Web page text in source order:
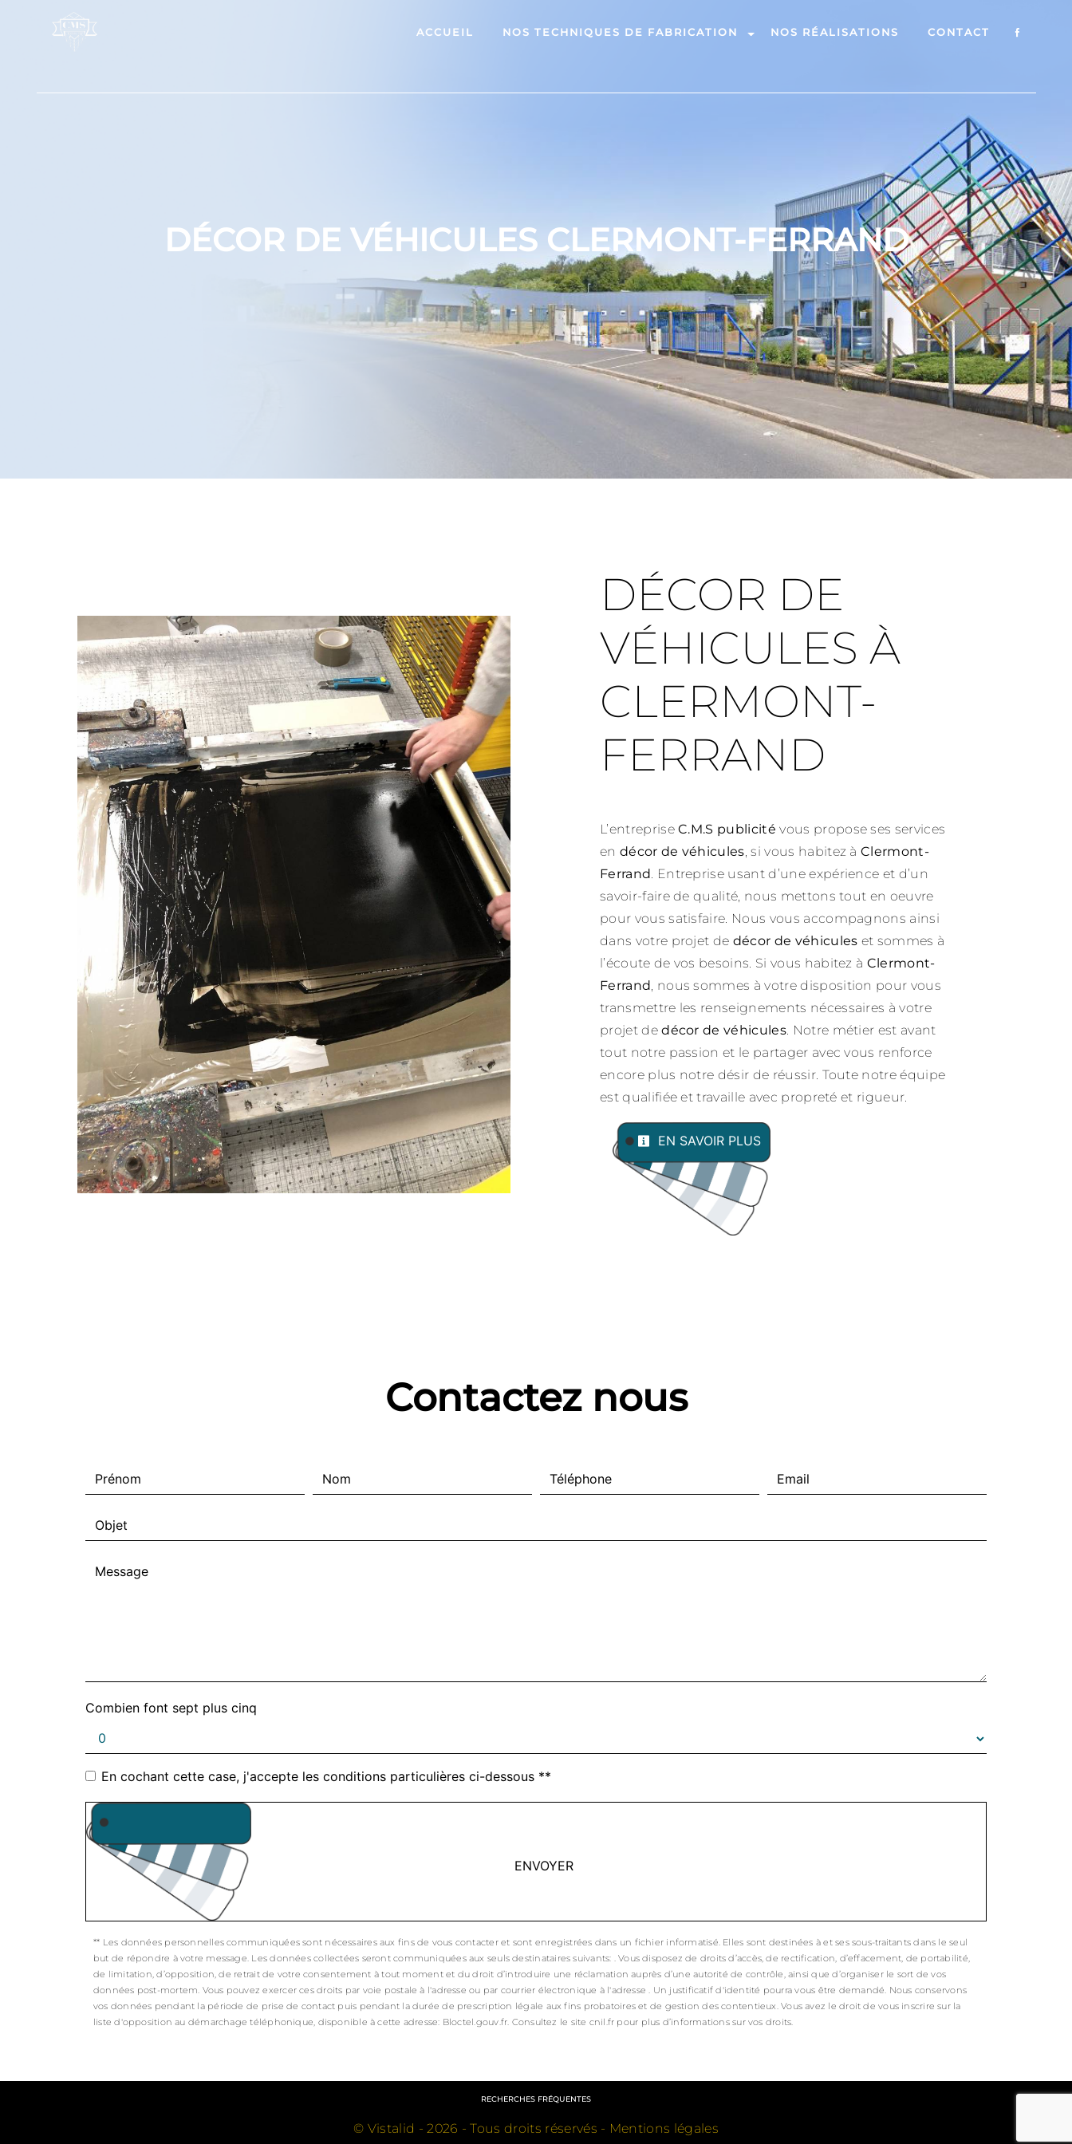
ACCUEIL NOS TECHNIQUES DE FABRICATION NOS RÉALISATIONS CONTACT
DÉCOR DE VÉHICULES CLERMONT-FERRAND
DÉCOR DE
VÉHICULES À
CLERMONT-
FERRAND
L’entrepriseC.M.S publicité vous propose ses services
en décor de véhicules, si vous habitez àClermont-
Ferrand. Entreprise usant d’une expérience et d’un
savoir-faire de qualité, nous mettons tout en oeuvre
pour vous satisfaire. Nous vous accompagnons ainsi
dans votre projet de décor de véhicules et sommes à
l’écoute de vos besoins. Si vous habitez à Clermont-
Ferrand, nous sommes à votre disposition pour vous
transmettre les renseignements nécessaires à votre
projet dedécor de véhicules. Notre métier est avant
tout notre passion et le partager avec vous renforce
encore plus notre désir de réussir. Toute notre équipe
est qualifiée et travaille avec propreté et rigueur.
EN SAVOIR PLUS
Contactez nous
Combien font sept plus cinq
En cochant cette case, j'accepte les conditions particulières ci-dessous **
ENVOYER
** Les données personnelles communiquées sont nécessaires aux fins de vous contacter et sont enregistrées dans un fichier informatisé. Elles sont destinées à et ses sous-traitants dans le seul
but de répondre à votre message. Les données collectées seront communiquées aux seuls destinataires suivants: . Vous disposez de droits d’accès, de rectification, d’effacement, de portabilité,
de limitation, d’opposition, de retrait de votre consentement à tout moment et du droit d’introduire une réclamation auprès d’une autorité de contrôle, ainsi que d’organiser le sort de vos
données post-mortem. Vous pouvez exercer ces droits par voie postale à l'adresse ou par courrier électronique à l'adresse . Un justificatif d'identité pourra vous être demandé. Nous conservons
vos données pendant la période de prise de contact puis pendant la durée de prescription légale aux fins probatoires et de gestion des contentieux. Vous avez le droit de vous inscrire sur la
liste d'opposition au démarchage téléphonique, disponible à cette adresse: Bloctel.gouv.fr. Consultez le site cnil.fr pour plus d’informations sur vos droits.
RECHERCHES FRÉQUENTES
© Vistalid - 2026 - Tous droits réservés - Mentions légales